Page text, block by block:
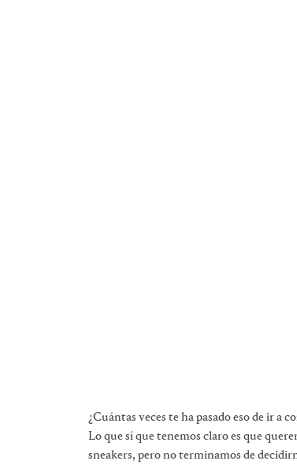
¿Cuántas veces te ha pasado eso de ir a
Lo que sí que tenemos claro es que
sneakers, pero no terminamos de